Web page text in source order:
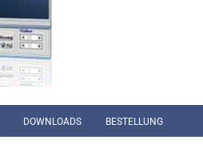
DOWNLOADS BESTELLUNG